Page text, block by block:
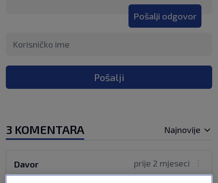
Pošalji odgovor
Pošalji
3 KOMENTARA Najnovije
prije 2 mjeseci
Davor